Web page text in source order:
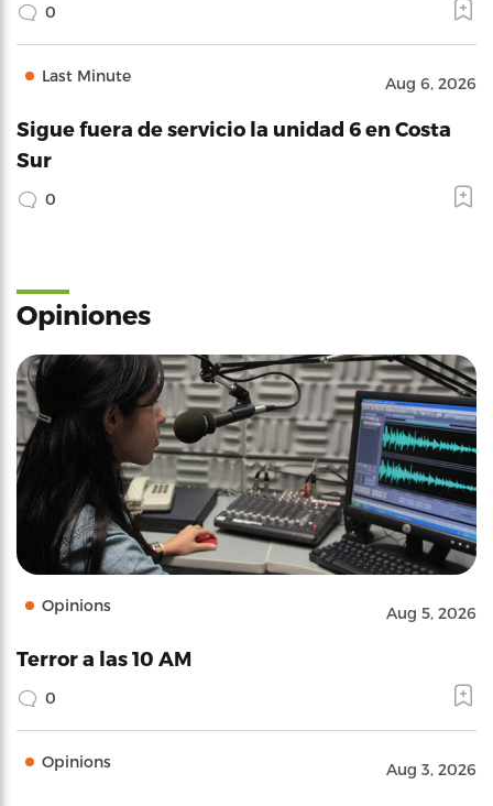
0
Last Minute Aug 6, 2026
Sigue fuera de servicio la unidad 6 en Costa
Sur
0
Opiniones
Opinions Aug 5, 2026
Terror a las 10 AM
0
Opinions Aug 3, 2026